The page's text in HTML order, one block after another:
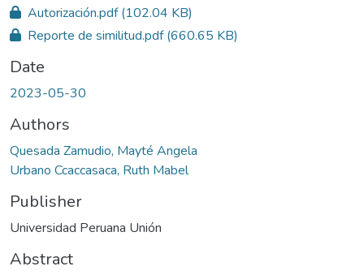
Autorización.pdf(102.04 KB)
Reporte de similitud.pdf(660.65 KB)
Date
2023-05-30
Authors
Quesada Zamudio, Mayté Angela
Urbano Ccaccasaca, Ruth Mabel
Publisher
Universidad Peruana Unión
Abstract